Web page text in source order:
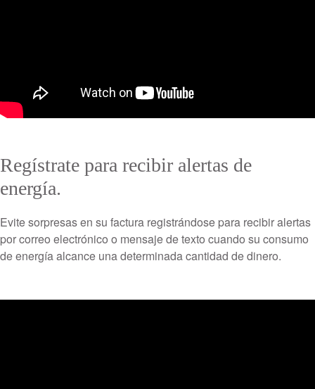
Regístrate para recibir alertas de
energía.
Evite sorpresas en su factura registrándose para recibir alertas
por correo electrónico o mensaje de texto cuando su consumo
de energía alcance una determinada cantidad de dinero.